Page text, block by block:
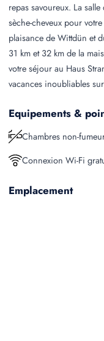
repas savoureux. La
sèche-cheveux pour
plaisance de Wittdün et
31 km et 32 km de la
votre séjour au Haus
vacances inoubliables
Equipements &
Chambres non-
Connexion Wi-Fi
Emplacement